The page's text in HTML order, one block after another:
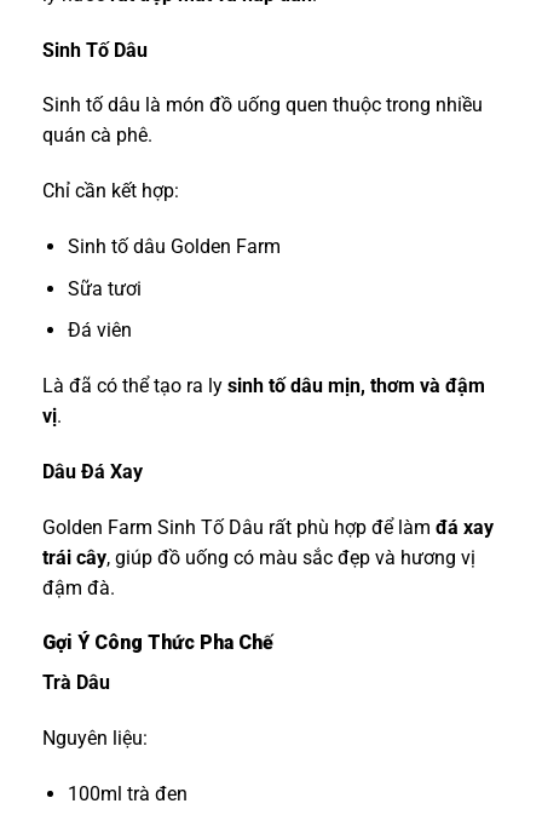
Sinh Tố Dâu
Sinh tố dâu là món đồ uống quen thuộc trong nhiều
quán cà phê.
Chỉ cần kết hợp:
Sinh tố dâu Golden Farm
Sữa tươi
Đá viên
Là đã có thể tạo ra ly sinh tố dâu mịn, thơm và đậm
vị.
Dâu Đá Xay
Golden Farm Sinh Tố Dâu rất phù hợp để làm đá xay
trái cây, giúp đồ uống có màu sắc đẹp và hương vị
đậm đà.
Gợi Ý Công Thức Pha Chế
Trà Dâu
Nguyên liệu:
100ml trà đen